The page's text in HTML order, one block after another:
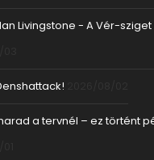
Livingstone - A Vér-
a tervnél – ez történt